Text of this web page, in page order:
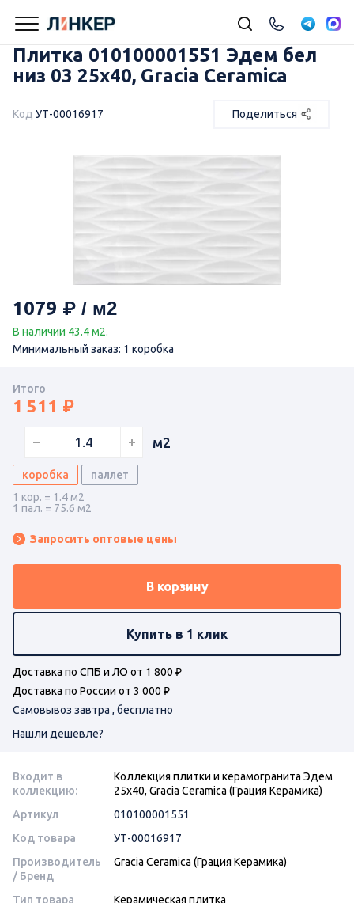
Плитка 010100001551 Эдем бел
низ 03 25х40, Gracia Ceramica
Код УТ-00016917 Поделиться
1079
В наличии 43.4 м2.
Минимальный заказ: 1 коробка
Итого
1 511
м2
коробка
паллет
1 кор. = 1.4 м2
1 пал. = 75.6 м2
Запросить оптовые цены
В корзину
Купить в 1 клик
Доставка по СПБ и ЛО от 1 800 ₽
Доставка по России от 3 000 ₽
Самовывоз завтра , бесплатно
Нашли дешевле?
Входит в
коллекцию:
Коллекция плитки и керамогранита Эдем
25х40, Gracia Ceramica (Грация Керамика)
Артикул
010100001551
Код товара
УТ-00016917
Производитель
/ Бренд
Gracia Ceramica (Грация Керамика)
Тип товара
Керамическая плитка